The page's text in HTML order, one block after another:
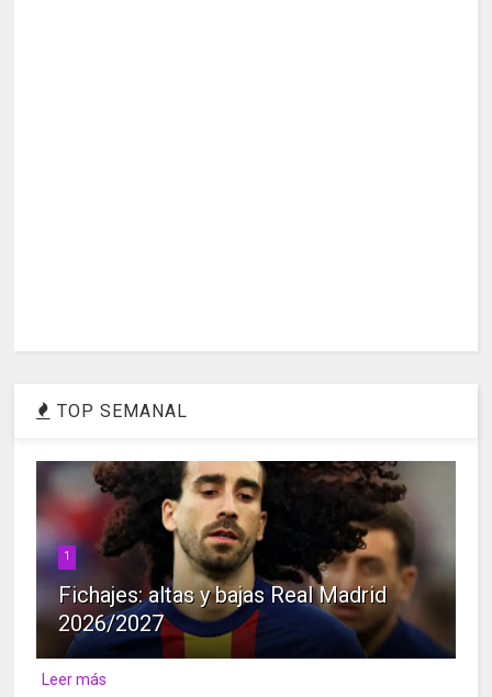
TOP SEMANAL
1
Fichajes: altas y bajas Real Madrid
2026/2027
Leer más